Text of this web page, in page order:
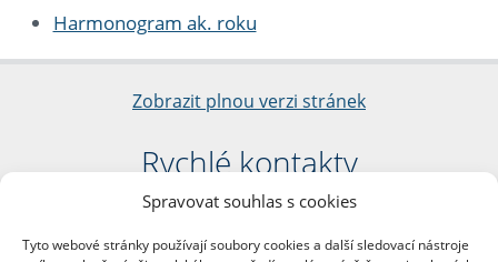
Spravovat souhlas s cookies
Tyto webové stránky používají soubory cookies a další sledovací nástroje
Harmonogram ak. roku
Zobrazit plnou verzi stránek
Rychlé kontakty
Filozofická fakulta
nám. Jana Palacha 1/2